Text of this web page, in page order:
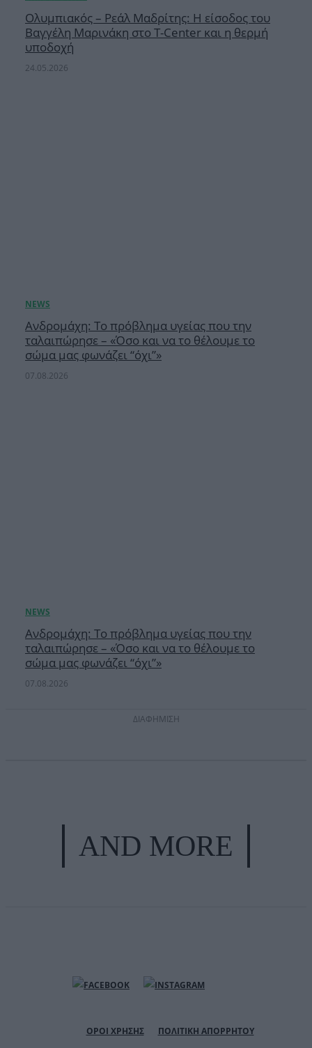
Ολυμπιακός – Ρεάλ Μαδρίτης: Η είσοδος του
Βαγγέλη Μαρινάκη στο T-Center και η θερμή
υποδοχή
24.05.2026
Ανδρομάχη: Το πρόβλημα υγείας που την
ταλαιπώρησε – «Όσο και να το θέλουμε το
σώμα μας φωνάζει “όχι”»
07.08.2026
Ανδρομάχη: Το πρόβλημα υγείας που την
ταλαιπώρησε – «Όσο και να το θέλουμε το
σώμα μας φωνάζει “όχι”»
07.08.2026
ΔΙΑΦΗΜΙΣΗ
AND MORE
ΟΡΟΙ ΧΡΗΣΗΣ ΠΟΛΙΤΙΚΗ ΑΠΟΡΡΗΤΟΥ